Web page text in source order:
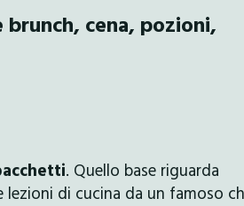
brunch, cena, pozioni,
. Quello base riguarda
di cucina da un famoso